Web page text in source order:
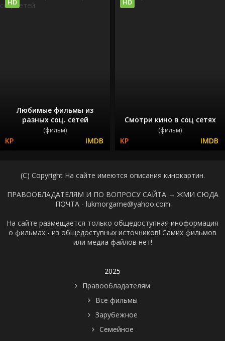
Любимые фильмы из
разных соц. сетей
(фильм)
HD
Смотри кино в соц сетях
(фильм)
HD
(C) Copyright На сайте имеются описания кинокартин.
ПРАВООБЛАДАТЕЛЯМ И ПО ВОПРОСУ САЙТА → ЖМИ СЮДА
ПОЧТА - lukmorgame@yahoo.com
На сайте размещается только общедоступная иноформация
о фильмах - из общедоступных источников! Самих фильмов
или медиа файлов нет!
2025
Правообладателям
Все фильмы
Зарубежное
Семейное